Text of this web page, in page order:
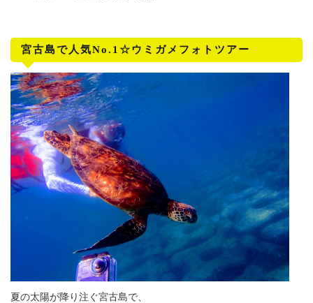
宮古島で人気No.1☆ウミガメフォトツアー
夏の太陽が降り注ぐ宮古島で、